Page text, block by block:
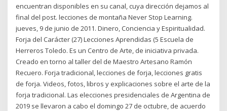
encuentran disponibles en su canal, cuya dirección dejamos al
final del post. lecciones de montaña Never Stop Learning.
jueves, 9 de junio de 2011. Dinero, Conciencia y Espiritualidad.
Forja del Carácter (27) Lecciones Aprendidas (5 Escuela de
Herreros Toledo. Es un Centro de Arte, de iniciativa privada.
Creado en torno al taller del de Maestro Artesano Ramón
Recuero. Forja tradicional, lecciones de forja, lecciones gratis
de forja. Videos, fotos, libros y explicaciones sobre el arte de la
forja tradicional. Las elecciones presidenciales de Argentina de
2019 se llevaron a cabo el domingo 27 de octubre, de acuerdo